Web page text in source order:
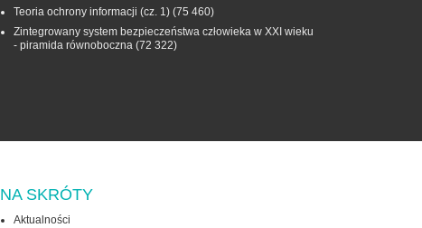
Teoria ochrony informacji (cz. 1) (75 460)
Zintegrowany system bezpieczeństwa człowieka w XXI wieku
- piramida równoboczna (72 322)
NA SKRÓTY
Aktualności